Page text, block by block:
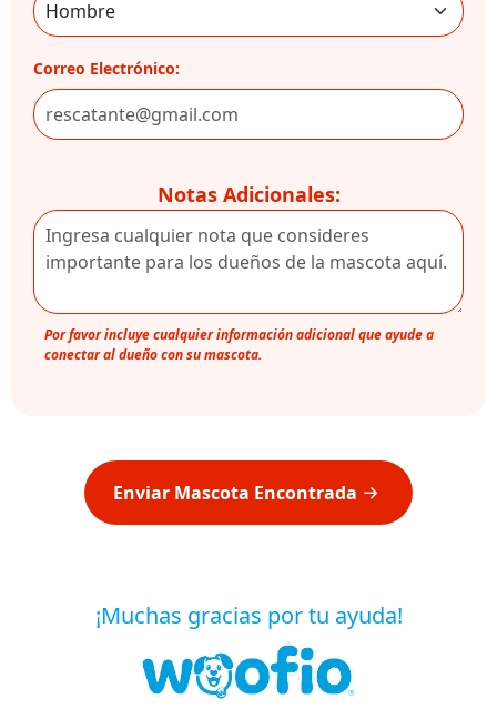
Correo Electrónico:
Notas Adicionales:
Por favor incluye cualquier información adicional que ayude a
conectar al dueño con su mascota.
Enviar Mascota Encontrada
¡Muchas gracias por tu ayuda!